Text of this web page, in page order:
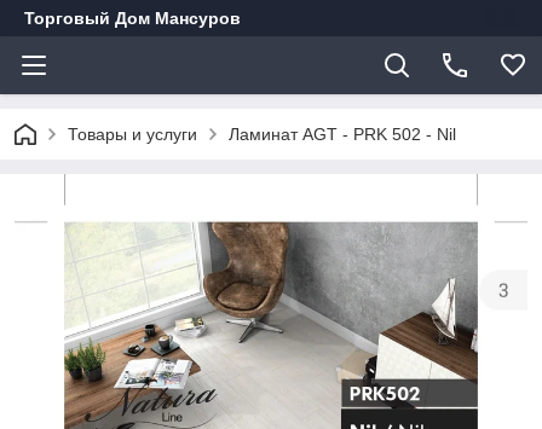
Торговый Дом Мансуров
Товары и услуги Ламинат AGT - PRK 502 - Nil